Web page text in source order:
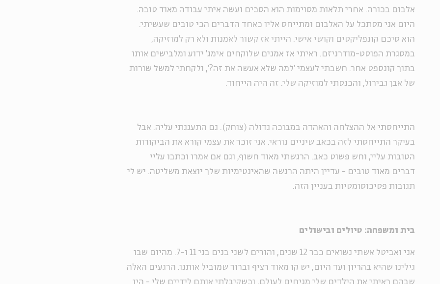
אלבום בכורה. אחרי תלאות מסוימות הוא הסכים ועשה איתי עבודה מאוד טובה.
היום אני מסתכל על האלבום ומתייחס אליו כאחד הדברים הכי טובים שעשיתי.
הוא סיכם קונפליקטים וקושי אישי. הייתי אז קשור לאמנות ולא רק למוזיקה,
במסגרת הפוסט-מודרניזם. ראיתי אז אמנים שלוקחים אימג' ידוע ומלבישים אותו
בתוך קונספט אחר. חשבתי לעצמי 'למה שלא אעשה את זה?', ולקחתי למשל שורות
של אבן גבירול, והכנסתי למוזיקה שלי. זה היה הייחוד.
התייחסתי אל ההצלחה והאהדה במבוכה גדולה (צוחק). גם התענגתי עליה. אבל
בעיקר התייחסתי לזה בכאב שיניים נוראי. אני זוכר את עצמי קורא את הביקורות
הטובות עליי, וחש פשוט כאב. הרגשתי מאוד חשוף, וגם אם אמרו וכתבו עליי
דברים מאוד טובים - עדיין היתה הרגשה שהאינטימיות שלך יוצאת משליטה. יש לי
תגובות פסיכוסומטיות בעניין הזה.
בית ומשפחה: טיולים ובישולים
אני ואביטל אשתי נשואים כבר 12 שנים, והורים לשני בנים בני 11 ו-7. מהיום שבו
גילינו שהיא בהריון ועד היום, יש קו מאוד רציף וברור שמוביל אותנו. הרגעים האלה
שבהם ראיתי את הילדים שלי מגיחים לעולם, וכשקיבלתי אותם לידיים שלי - היו